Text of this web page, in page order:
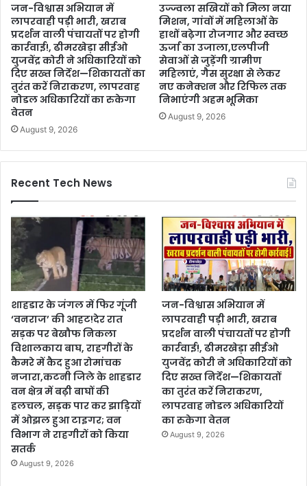
जन-विश्वास अभियान में
लापरवाही पड़ी भारी, खराब
प्रदर्शन वाली पंचायतों पर होगी
कार्रवाई!, ढीमरखेड़ा सीईओ
युजवेंद्र कोरी ने अधिकारियों को
दिए सख्त निर्देश—शिकायतों का
तुरंत करें निराकरण, लापरवाह
नोडल अधिकारियों का रुकेगा
वेतन
August 9, 2026
उज्ज्वला सखियों को मिला नया
मिशन, गांवों में महिलाओं के
हाथों बढ़ेगा रोजगार और स्वच्छ
ऊर्जा का उजाला,एलपीजी
सेवाओं से जुड़ेंगी ग्रामीण
महिलाएं, गैस सुरक्षा से लेकर
नए कनेक्शन और रिफिल तक
निभाएंगी अहम भूमिका
August 9, 2026
Recent Tech News
शाहडार के जंगल में फिर गूंजी
‘वनराज’ की आहट!देर रात
सड़क पर बेखौफ निकला
विशालकाय बाघ, राहगीरों के
कैमरे में कैद हुआ रोमांचक
नजारा,कटनी जिले के शाहडार
वन क्षेत्र में बढ़ी बाघों की
हलचल, सड़क पार कर झाड़ियों
में ओझल हुआ टाइगर; वन
विभाग ने राहगीरों को किया
सतर्क
August 9, 2026
जन-विश्वास अभियान में
लापरवाही पड़ी भारी, खराब
प्रदर्शन वाली पंचायतों पर होगी
कार्रवाई!, ढीमरखेड़ा सीईओ
युजवेंद्र कोरी ने अधिकारियों को
दिए सख्त निर्देश—शिकायतों
का तुरंत करें निराकरण,
लापरवाह नोडल अधिकारियों
का रुकेगा वेतन
August 9, 2026